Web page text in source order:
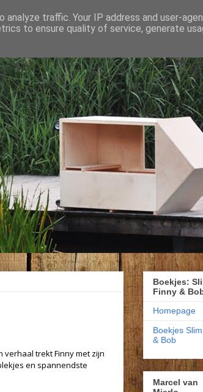
verhaal trekt Finny met zijn
en spannendste
Boekjes:
Finny &
Homepage
Boekjes
& Bob
Marcel van
traffic. Your IP address and user-
to ensure quality of service, generate